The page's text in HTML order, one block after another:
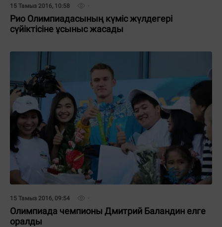
15 Тамыз 2016, 10:58
Рио Олимпиадасының күміс жүлдегері
сүйіктісіне ұсыныс жасады
15 Тамыз 2016, 09:54
Олимпиада чемпионы Дмитрий Баландин елге
оралды